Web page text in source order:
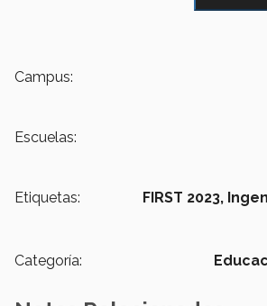
Campus:
Escuelas:
Etiquetas: FIRST 2023,
Categoría: